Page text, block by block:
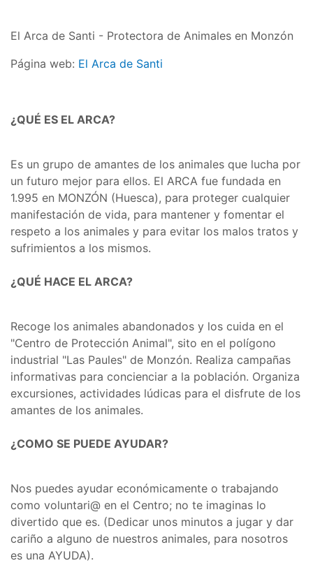
El Arca de Santi - Protectora de Animales en Monzón
Página web: El Arca de Santi
¿QUÉ ES EL ARCA?
Es un grupo de amantes de los animales que lucha por
un futuro mejor para ellos. El ARCA fue fundada en
1.995 en MONZÓN (Huesca), para proteger cualquier
manifestación de vida, para mantener y fomentar el
respeto a los animales y para evitar los malos tratos y
sufrimientos a los mismos.
¿QUÉ HACE EL ARCA?
Recoge los animales abandonados y los cuida en el
"Centro de Protección Animal", sito en el polígono
industrial "Las Paules" de Monzón. Realiza campañas
informativas para concienciar a la población. Organiza
excursiones, actividades lúdicas para el disfrute de los
amantes de los animales.
¿COMO SE PUEDE AYUDAR?
Nos puedes ayudar económicamente o trabajando
como voluntari@ en el Centro; no te imaginas lo
divertido que es. (Dedicar unos minutos a jugar y dar
cariño a alguno de nuestros animales, para nosotros
es una AYUDA).